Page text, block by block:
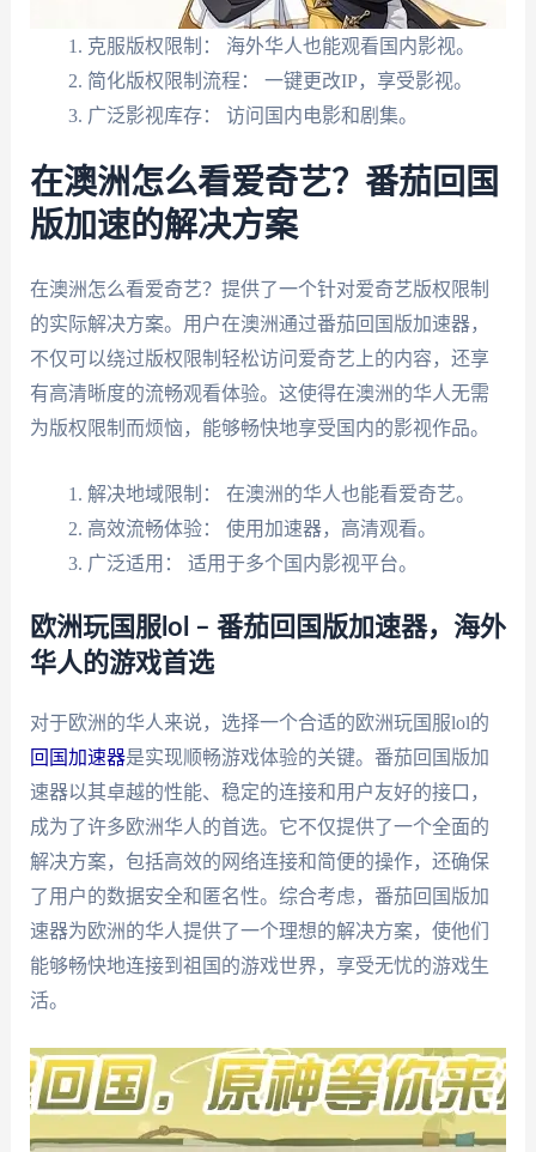
克服版权限制： 海外华人也能观看国内影视。
简化版权限制流程： 一键更改IP，享受影视。
广泛影视库存： 访问国内电影和剧集。
在澳洲怎么看爱奇艺？番茄回国
版加速的解决方案
在澳洲怎么看爱奇艺？提供了一个针对爱奇艺版权限制
的实际解决方案。用户在澳洲通过番茄回国版加速器，
不仅可以绕过版权限制轻松访问爱奇艺上的内容，还享
有高清晰度的流畅观看体验。这使得在澳洲的华人无需
为版权限制而烦恼，能够畅快地享受国内的影视作品。
解决地域限制： 在澳洲的华人也能看爱奇艺。
高效流畅体验： 使用加速器，高清观看。
广泛适用： 适用于多个国内影视平台。
欧洲玩国服lol – 番茄回国版加速器，海外
华人的游戏首选
对于欧洲的华人来说，选择一个合适的欧洲玩国服lol的
回国加速器是实现顺畅游戏体验的关键。番茄回国版加
速器以其卓越的性能、稳定的连接和用户友好的接口，
成为了许多欧洲华人的首选。它不仅提供了一个全面的
解决方案，包括高效的网络连接和简便的操作，还确保
了用户的数据安全和匿名性。综合考虑，番茄回国版加
速器为欧洲的华人提供了一个理想的解决方案，使他们
能够畅快地连接到祖国的游戏世界，享受无忧的游戏生
活。